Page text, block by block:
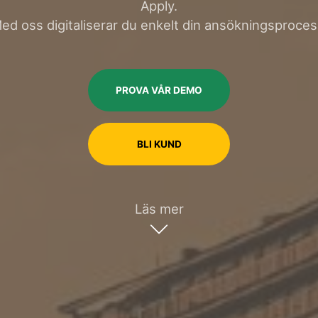
Apply.
oss digitaliserar du enkelt din
PROVA VÅR DEMO
BLI KUND
Läs mer